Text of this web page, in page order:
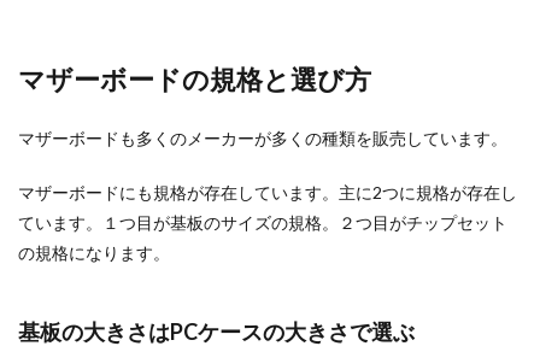
マザーボードの規格と選び方
マザーボードも多くのメーカーが多くの種類を販売しています。
マザーボードにも規格が存在しています。主に2つに規格が存在し
ています。１つ目が基板のサイズの規格。２つ目がチップセット
の規格になります。
基板の大きさはPCケースの大きさで選ぶ